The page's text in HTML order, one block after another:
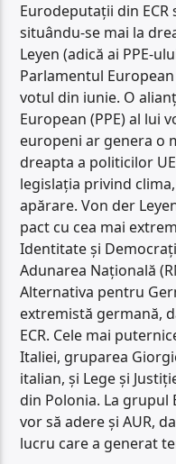
Eurodeputații din
situându-se mai la
Leyen (adică ai PPE-
Parlamentul
votul din iunie. O
European (PPE) al lui
europeni ar genera o
dreapta a politicilor
legislația privind
apărare. Von der
pact cu cea mai
Identitate și
Adunarea Națională
Alternativa pentru
extremistă germană,
ECR. Cele mai
Italiei, gruparea
italian, și Lege și
din Polonia. La grupul
vor să adere și AUR,
lucru care a generat